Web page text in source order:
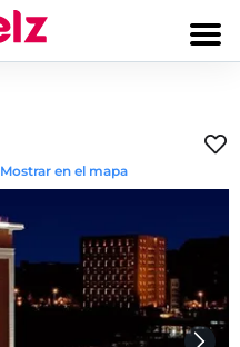
Mostrar en el mapa